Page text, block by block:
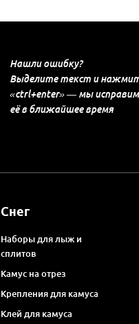
Нашли ошибку?
Выделите текст и
«ctrl+enter» — мы исправим
её в ближайшее время
Снег
Наборы для лыж и
сплитов
Камус на отрез
Крепления для камуса
Клей для камуса